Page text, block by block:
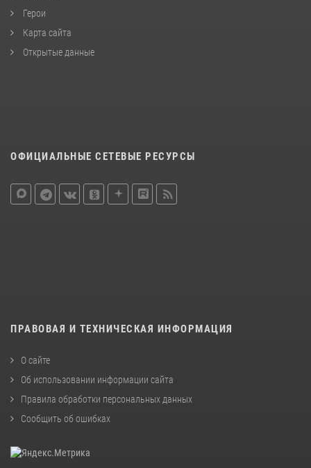
Герои
Карта сайта
Открытые данные
ОФИЦИАЛЬНЫЕ СЕТЕВЫЕ РЕСУРСЫ
ПРАВОВАЯ И ТЕХНИЧЕСКАЯ ИНФОРМАЦИЯ
О сайте
Об использовании информации сайта
Правила обработки персональных данных
Сообщить об ошибках